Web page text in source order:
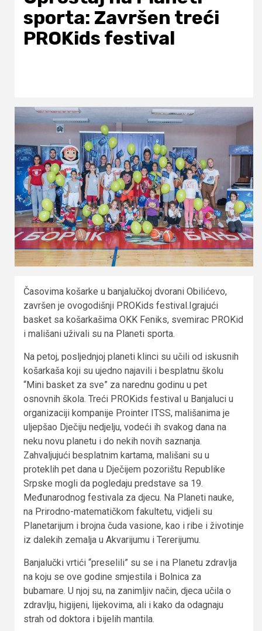
sporta: Završen treći
PROKids festival
Časovima košarke u banjalučkoj dvorani Obilićevo,
završen je ovogodišnji PROKids festival.Igrajući
basket sa košarkašima OKK Feniks, svemirac PROKid
i mališani uživali su na Planeti sporta.
Na petoj, posljednjoj planeti klinci su učili od iskusnih
košarkaša koji su ujedno najavili i besplatnu školu
“Mini basket za sve” za narednu godinu u pet
osnovnih škola. Treći PROKids festival u Banjaluci u
organizaciji kompanije Prointer ITSS, mališanima je
uljepšao Dječiju nedjelju, vodeći ih svakog dana na
neku novu planetu i do nekih novih saznanja.
Zahvaljujući besplatnim kartama, mališani su u
proteklih pet dana u Dječijem pozorištu Republike
Srpske mogli da pogledaju predstave sa 19.
Međunarodnog festivala za djecu. Na Planeti nauke,
na Prirodno-matematičkom fakultetu, vidjeli su
Planetarijum i brojna čuda vasione, kao i ribe i životinje
iz dalekih zemalja u Akvarijumu i Tererijumu.
Banjalučki vrtići “preselili” su se i na Planetu zdravlja
na koju se ove godine smjestila i Bolnica za
bubamare. U njoj su, na zanimljiv način, djeca učila o
zdravlju, higijeni, lijekovima, ali i kako da odagnaju
strah od doktora i bijelih mantila.